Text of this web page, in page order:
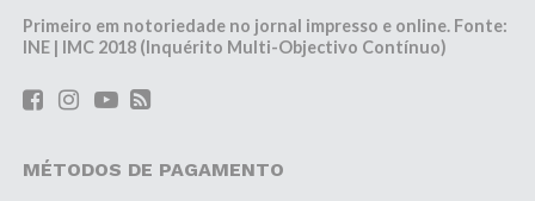
Primeiro em notoriedade no jornal impresso e online. Fonte:
INE | IMC 2018 (Inquérito Multi-Objectivo Contínuo)
MÉTODOS DE PAGAMENTO